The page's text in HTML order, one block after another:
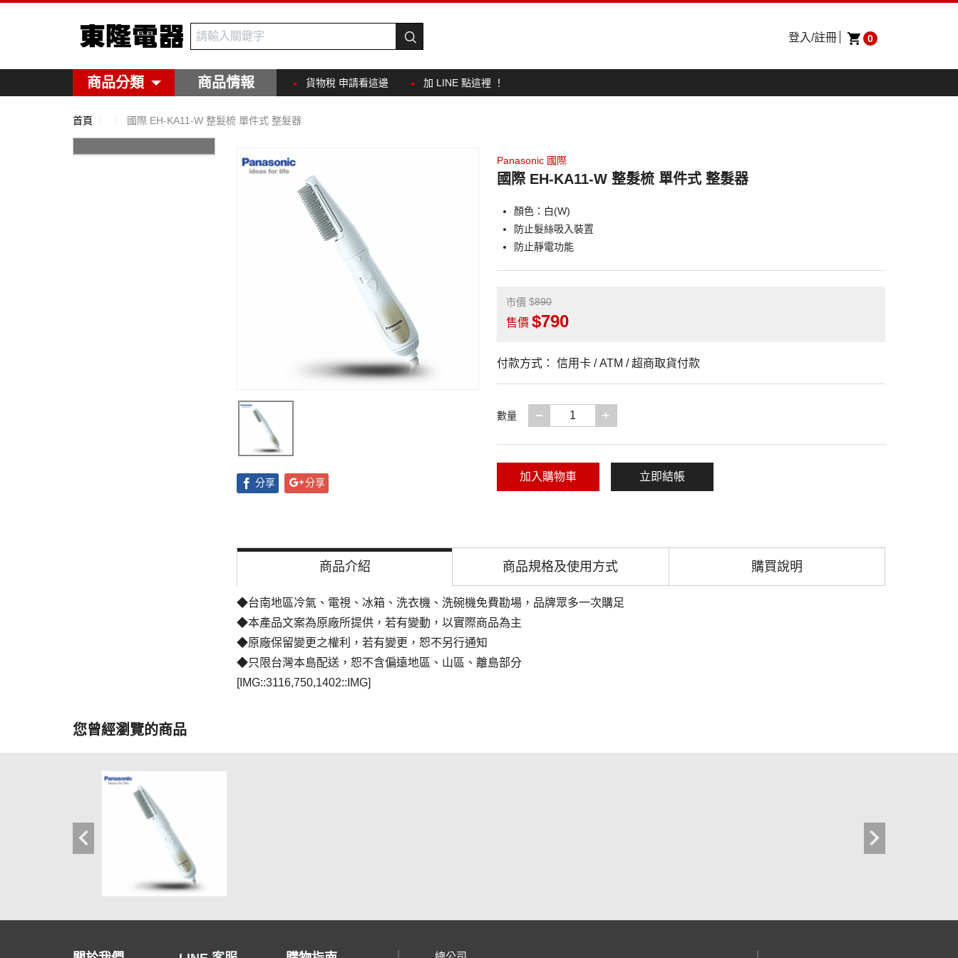
東隆電器
0
登入/註冊
商品分類 商品情報 貨物稅 申請看這邊 加 LINE 點這裡 ！
首頁 國際 EH-KA11-W 整髮梳 單件式 整髮器
分享 分享
Panasonic 國際
國際 EH-KA11-W 整髮梳 單件式 整髮器
顏色：白(W)
防止髮絲吸入裝置
防止靜電功能
市價 890
售價 790
付款方式： 信用卡 / ATM / 超商取貨付款
數量 減少一項
加入購物車 立即結帳
商品介紹 商品規格及使用方式 購買說明
◆台南地區冷氣、電視、冰箱、洗衣機、洗碗機免費勘場，品牌眾多一次購足
◆本產品文案為原廠所提供，若有變動，以實際商品為主
◆原廠保留變更之權利，若有變更，恕不另行通知
◆只限台灣本島配送，恕不含偏遠地區、山區、離島部分
[IMG::3116,750,1402::IMG]
您曾經瀏覽的商品